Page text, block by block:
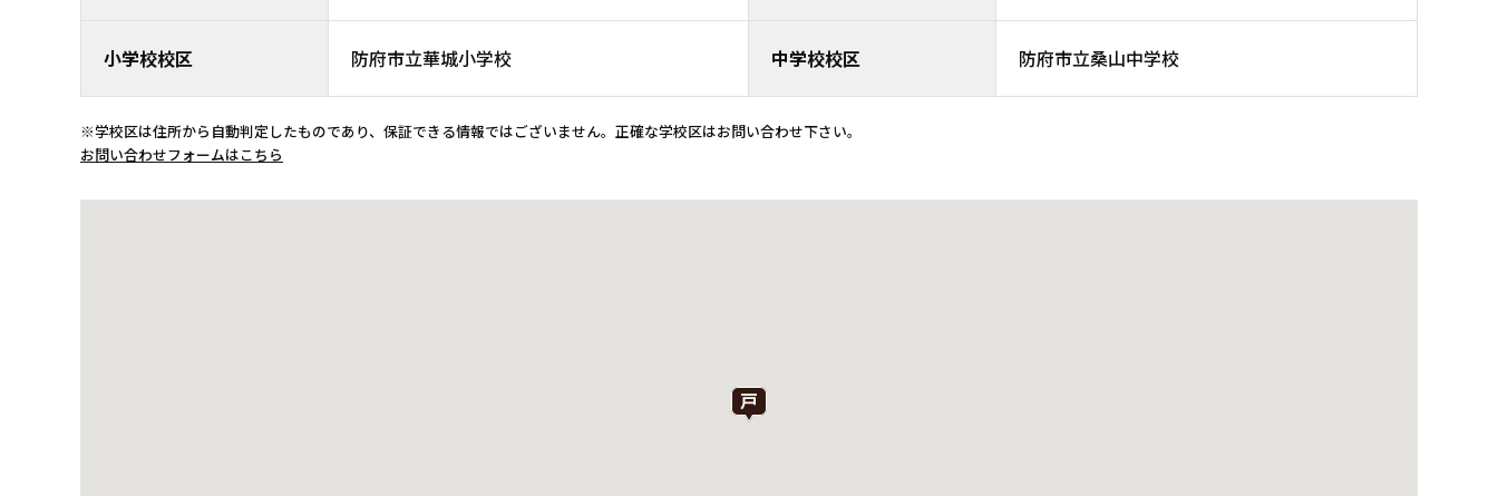
小学校校区 防府市立華城小学校 中学校校区 防府市立桑山中学校
※学校区は住所から自動判定したものであり、保証できる情報ではございません。正確な学校区はお問い合わせ下さい。
お問い合わせフォームはこちら